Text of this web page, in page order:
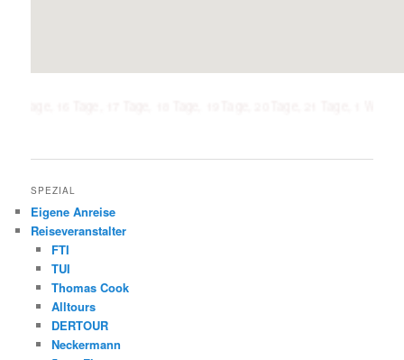
SPEZIAL
Eigene Anreise
Reiseveranstalter
FTI
TUI
Thomas Cook
Alltours
DERTOUR
Neckermann